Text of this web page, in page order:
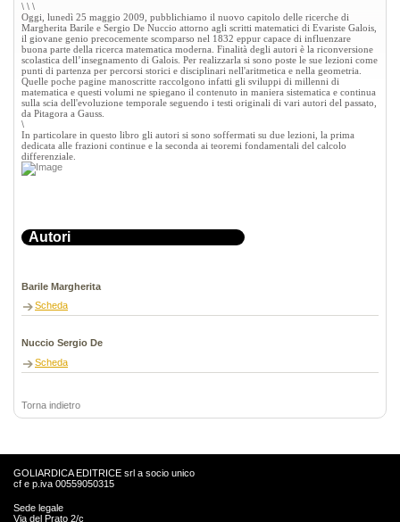
\ \ \
Oggi, lunedì 25 maggio 2009, pubblichiamo il nuovo capitolo delle ricerche di
Margherita Barile e Sergio De Nuccio attorno agli scritti matematici di Evariste Galois,
il giovane genio precocemente scomparso nel 1832 eppur capace di influenzare
buona parte della ricerca matematica moderna. Finalità degli autori è la riconversione
scolastica dell’insegnamento di Galois. Per realizzarla si sono poste le sue lezioni come
punti di partenza per percorsi storici e disciplinari nell'aritmetica e nella geometria.
Quelle poche pagine manoscritte raccolgono infatti gli sviluppi di millenni di
matematica e questi volumi ne spiegano il contenuto in maniera sistematica e continua
sulla scia dell'evoluzione temporale seguendo i testi originali di vari autori del passato,
da Pitagora a Gauss.
\
In particolare in questo libro gli autori si sono soffermati su due lezioni, la prima
dedicata alle frazioni continue e la seconda ai teoremi fondamentali del calcolo
differenziale.
Autori
Barile Margherita
Scheda
Nuccio Sergio De
Scheda
Torna indietro
GOLIARDICA EDITRICE srl a socio unico
cf e p.iva 00559050315
Sede legale
Via del Prato 2/c